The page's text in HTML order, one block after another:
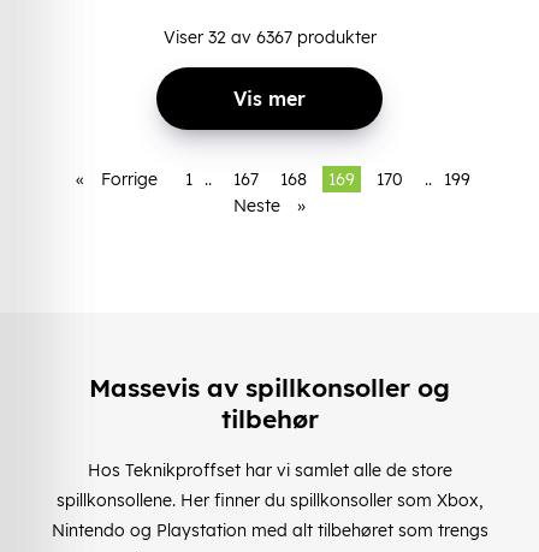
Viser 32av 6367produkter
Vis mer
« Forrige 1 .. 167 168 169 170 ..
199
Neste
»
Massevis av spillkonsoller og
tilbehør
Hos Teknikproffset har vi samlet alle de store
spillkonsollene. Her finner du spillkonsoller som Xbox,
Nintendo og Playstation med alt tilbehøret som trengs